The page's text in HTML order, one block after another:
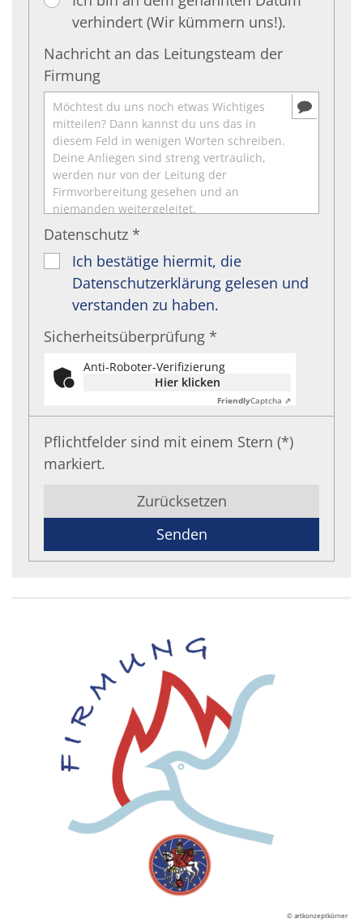
verhindert (Wir kümmern uns!).
Nachricht an das Leitungsteam der
Firmung
Datenschutz *
Ich bestätige hiermit, die
Datenschutzerklärung gelesen und
verstanden zu haben.
Sicherheitsüberprüfung *
Anti-Roboter-Verifizierung
Hier klicken
FriendlyCaptcha ⇗
Pflichtfelder sind mit einem Stern (*)
markiert.
Zurücksetzen
© artkonzeptkörner